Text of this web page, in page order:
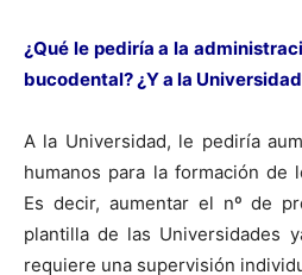
¿Qué le pediría a la
bucodental? ¿Y a la
A la Universidad, le pediría
humanos para la formación de
Es decir, aumentar el nº de
plantilla de las Universidades
requiere una supervisión